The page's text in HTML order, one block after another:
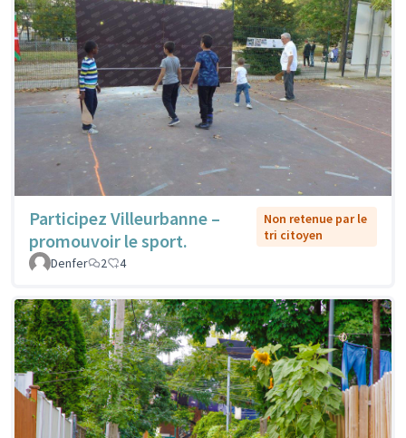
Participez Villeurbanne –
promouvoir le sport.
Non retenue par le
tri citoyen
Denfer
2 4